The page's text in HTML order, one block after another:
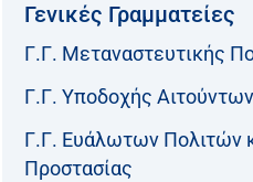
Γενικές Γραμματείες
Γ.Γ. Μεταναστευτικής
Γ.Γ. Υποδοχής
Γ.Γ. Ευάλωτων Πολιτών
Προστασίας